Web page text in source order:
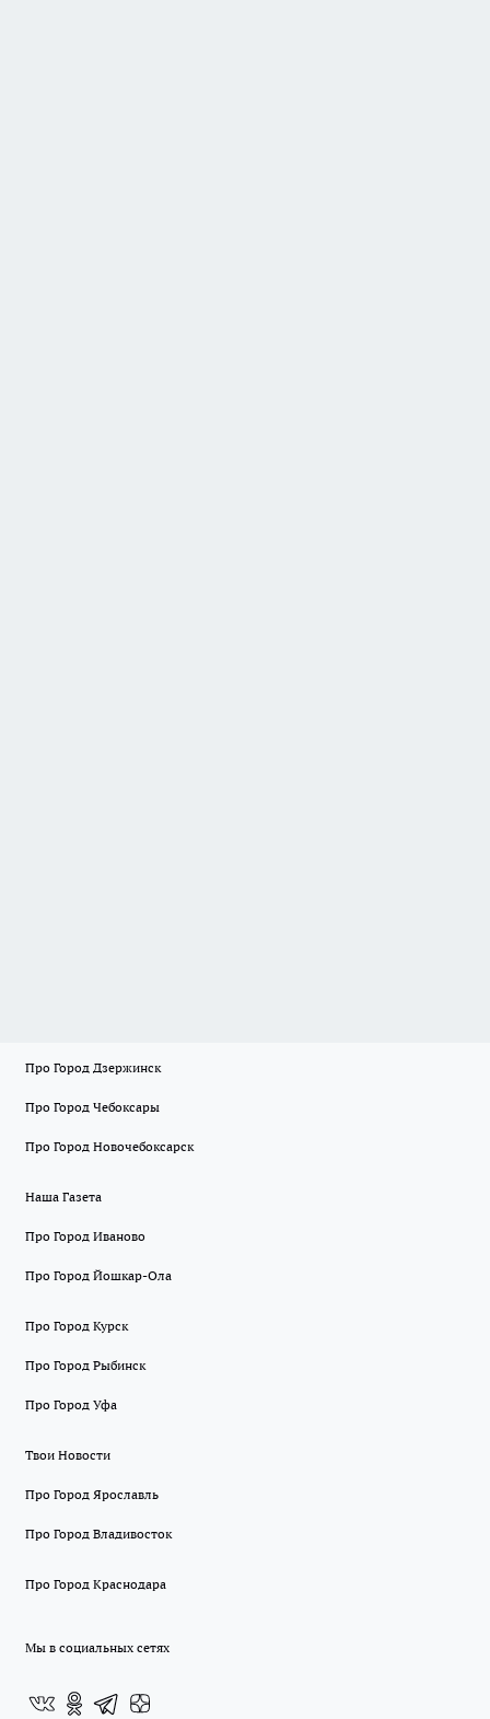
Про Город Дзержинск
Про Город Чебоксары
Про Город Новочебоксарск
Наша Газета
Про Город Иваново
Про Город Йошкар-Ола
Про Город Курск
Про Город Рыбинск
Про Город Уфа
Твои Новости
Про Город Ярославль
Про Город Владивосток
Про Город Краснодара
Мы в социальных сетях